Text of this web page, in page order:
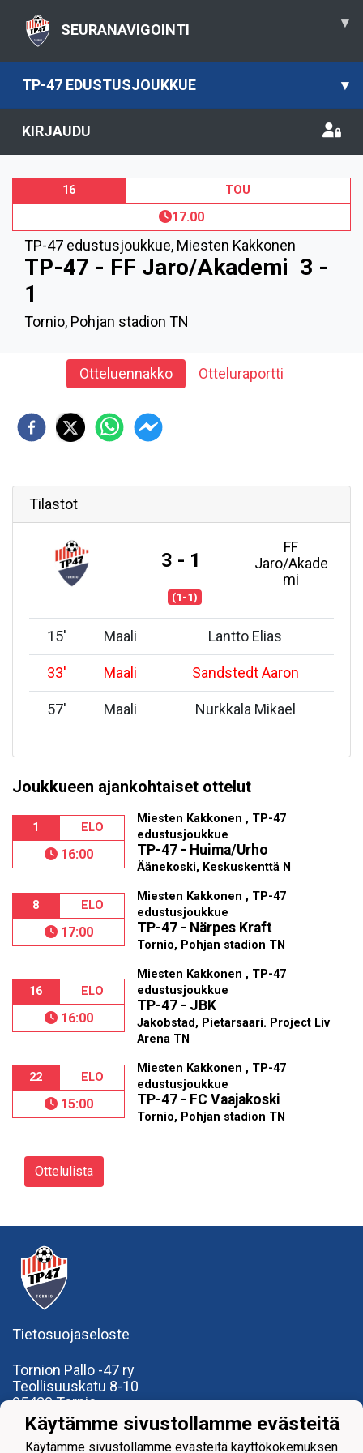
SEURANAVIGOINTI ▾
TP-47 EDUSTUSJOUKKUE ▾
KIRJAUDU
16 TOU
17.00
TP-47 edustusjoukkue, Miesten Kakkonen
TP-47 - FF Jaro/Akademi 3 -
1
Tornio, Pohjan stadion TN
Otteluennakko Otteluraportti
Tilastot
3 - 1
FF
Jaro/Akade
mi
(1-1)
15' Maali Lantto Elias
33' Maali Sandstedt Aaron
57' Maali Nurkkala Mikael
Joukkueen ajankohtaiset ottelut
1 ELO
16:00
Miesten Kakkonen , TP-47
edustusjoukkue
TP-47 - Huima/Urho
Äänekoski, Keskuskenttä N
8 ELO
17:00
Miesten Kakkonen , TP-47
edustusjoukkue
TP-47 - Närpes Kraft
Tornio, Pohjan stadion TN
16 ELO
16:00
Miesten Kakkonen , TP-47
edustusjoukkue
TP-47 - JBK
Jakobstad, Pietarsaari. Project Liv
Arena TN
22 ELO
15:00
Miesten Kakkonen , TP-47
edustusjoukkue
TP-47 - FC Vaajakoski
Tornio, Pohjan stadion TN
Ottelulista
Tietosuojaseloste
Tornion Pallo -47 ry
Teollisuuskatu 8-10
95420 Tornio
+35840591 9275
office@tp47.com
Käytämme sivustollamme evästeitä
Käytämme sivustollamme evästeitä käyttökokemuksen